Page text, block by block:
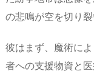
の悲鳴が空を切り裂
彼はまず、魔術に
者への支援物資と